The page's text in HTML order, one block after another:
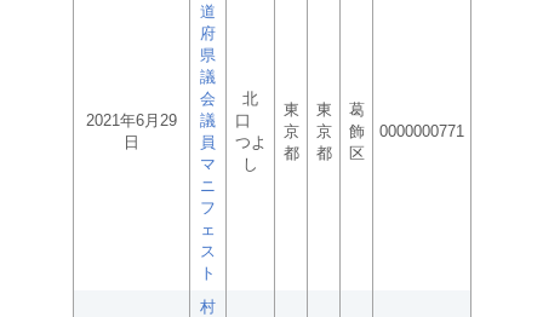
2021年6月29
日
道
府
県
議
会
議
員
マ
ニ
フ
ェ
ス
ト
北
口
つよ
し
東
京
都
東
京
都
葛
飾
区
0000000771
村